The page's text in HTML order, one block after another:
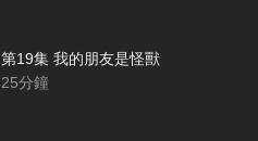
第19集 我的朋友是怪獸
25分鐘